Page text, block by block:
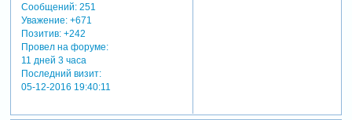
Сообщений:251
Уважение: +671
Позитив: +242
Провел на форуме:
11 дней 3 часа
Последний визит:
05-12-2016 19:40:11